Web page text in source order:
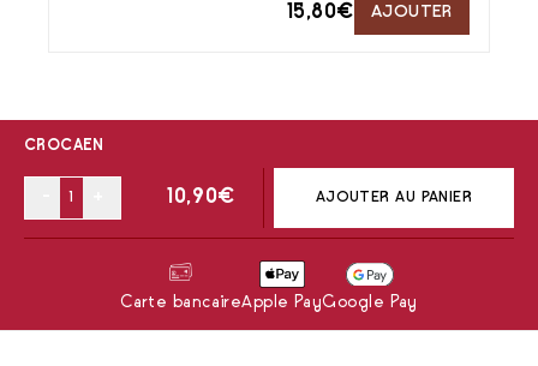
15,80€ AJOUTER
CROCAEN
10,90€ AJOUTER AU PANIER
Carte bancaireApple PayGoogle Pay